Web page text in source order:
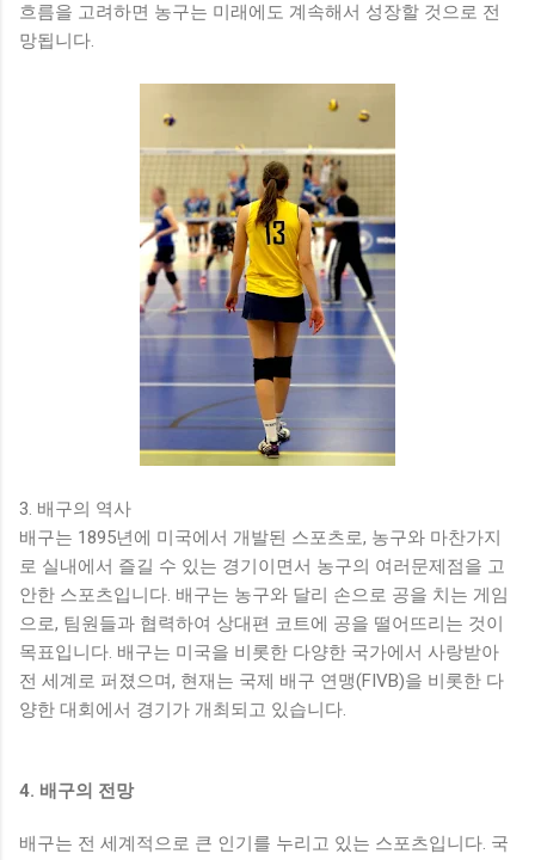
흐름을 고려하면 농구는 미래에도 계속해서 성장할 것으로 전
망됩니다.
3. 배구의 역사
배구는 1895년에 미국에서 개발된 스포츠로, 농구와 마찬가지
로 실내에서 즐길 수 있는 경기이면서 농구의 여러문제점을 고
안한 스포츠입니다. 배구는 농구와 달리 손으로 공을 치는 게임
으로, 팀원들과 협력하여 상대편 코트에 공을 떨어뜨리는 것이
목표입니다. 배구는 미국을 비롯한 다양한 국가에서 사랑받아
전 세계로 퍼졌으며, 현재는 국제 배구 연맹(FIVB)을 비롯한 다
양한 대회에서 경기가 개최되고 있습니다.
4. 배구의 전망
배구는 전 세계적으로 큰 인기를 누리고 있는 스포츠입니다. 국